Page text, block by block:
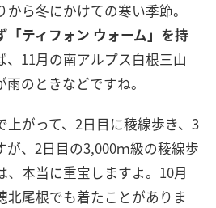
から冬にかけての寒い季節。
「ティフォン ウォーム」を持
、11月の南アルプス白根三山
のときなどですね。
上がって、2日目に稜線歩き、3
が、2日目の3,000ｍ級の稜線歩
、本当に重宝しますよ。10月
北尾根でも着たことがありま